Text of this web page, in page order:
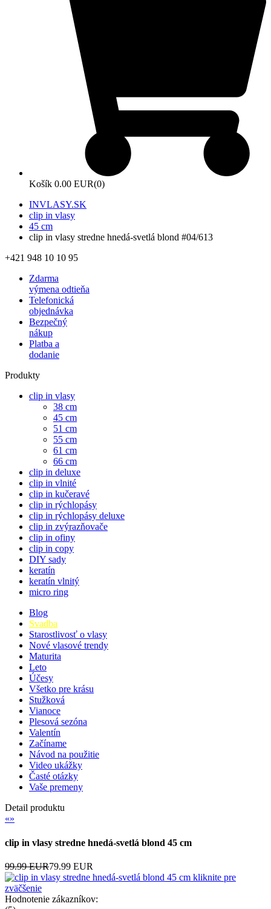
Košík 0.00 EUR(0)
INVLASY.SK
clip in vlasy
45 cm
clip in vlasy stredne hnedá-svetlá blond #04/613
+421 948 10 10 95
Zdarma
výmena odtieňa
Telefonická
objednávka
Bezpečný
nákup
Platba a
dodanie
Produkty
clip in vlasy
38 cm
45 cm
51 cm
55 cm
61 cm
66 cm
clip in deluxe
clip in vlnité
clip in kučeravé
clip in rýchlopásy
clip in rýchlopásy deluxe
clip in zvýrazňovače
clip in ofiny
clip in copy
DIY sady
keratín
keratín vlnitý
micro ring
Blog
Svadba
Starostlivosť o vlasy
Nové vlasové trendy
Maturita
Leto
Účesy
Všetko pre krásu
Stužková
Vianoce
Plesová sezóna
Valentín
Začíname
Návod na použitie
Video ukážky
Časté otázky
Vaše premeny
Detail produktu
«»
clip in vlasy stredne hnedá-svetlá blond 45 cm
99.99 EUR79.99 EUR
kliknite pre
zväčšenie
Hodnotenie zákazníkov: